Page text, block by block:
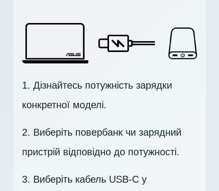
1. Дізнайтесь потужність зарядки
конкретної моделі.
2. Виберіть повербанк чи зарядний
пристрій відповідно до потужності.
3. Виберіть кабель USB-C у